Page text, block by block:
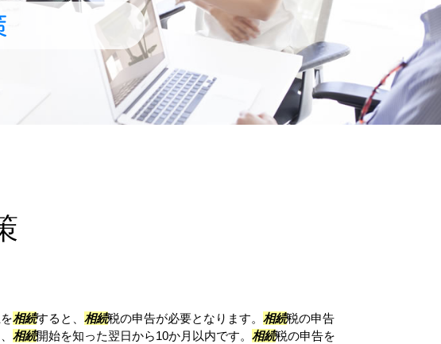
相続すると、 相続税の申告が必要となります。 相続税の申告
相続開始を知った翌日から10か月以内です。 相続税の申告を